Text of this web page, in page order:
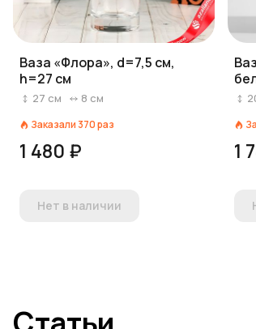
Ваза «Флора», d=7,5 см,
h=27 см
27 см 8 см
Заказали 370раз
1 480 ₽
Нет в наличии
1